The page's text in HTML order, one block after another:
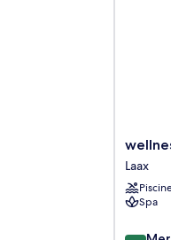
Laax
Laax
Spa